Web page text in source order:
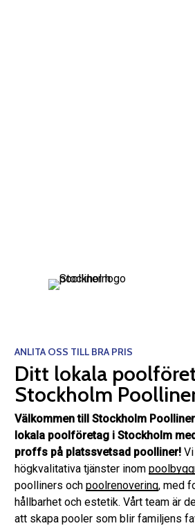
ANLITA OSS TILL BRA PRIS
Ditt lokala
Stockholm
Välkommen till Stockholm
lokala poolföretag i Stockholm
proffs på platssvetsad poolliner!
högkvalitativa tjänster inom
poolliners ochpoolrenovering, med
hållbarhet och estetik. Vårt team är
att skapa pooler som blir familjens